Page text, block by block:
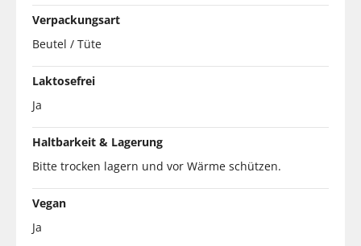
Verpackungsart
Beutel / Tüte
Laktosefrei
Ja
Haltbarkeit & Lagerung
Bitte trocken lagern und vor Wärme schützen.
Vegan
Ja